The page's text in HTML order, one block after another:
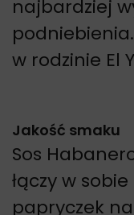
najbardziej
w rodzinie El
Jakość smaku
Sos
łączy w
papryczek